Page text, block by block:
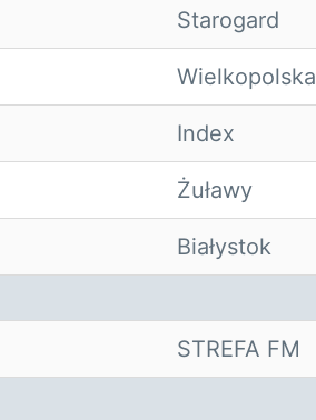
Starogard
Wielkopolska
Index
Żuławy
Białystok
STREFA FM